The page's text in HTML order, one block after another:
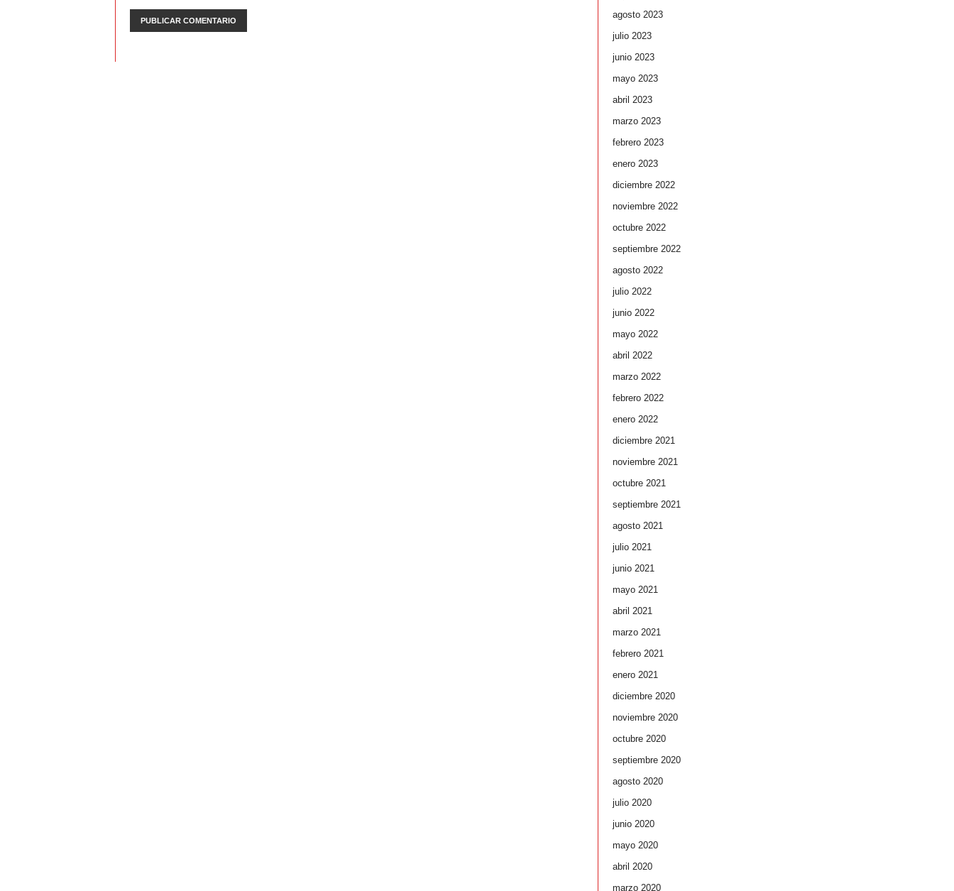
agosto 2023
julio 2023
junio 2023
mayo 2023
abril 2023
marzo 2023
febrero 2023
enero 2023
diciembre 2022
noviembre 2022
octubre 2022
septiembre 2022
agosto 2022
julio 2022
junio 2022
mayo 2022
abril 2022
marzo 2022
febrero 2022
enero 2022
diciembre 2021
noviembre 2021
octubre 2021
septiembre 2021
agosto 2021
julio 2021
junio 2021
mayo 2021
abril 2021
marzo 2021
febrero 2021
enero 2021
diciembre 2020
noviembre 2020
octubre 2020
septiembre 2020
agosto 2020
julio 2020
junio 2020
mayo 2020
abril 2020
marzo 2020